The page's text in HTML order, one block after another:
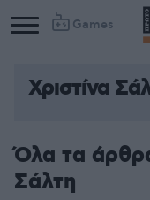
Games
Χριστίνα
Όλα τα
Σάλτη